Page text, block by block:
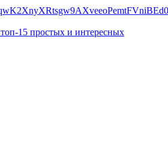
15 простых и интересных